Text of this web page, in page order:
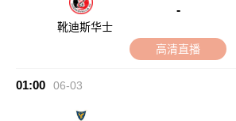
靴迪斯华士
-
高清直播
01:00 06-03